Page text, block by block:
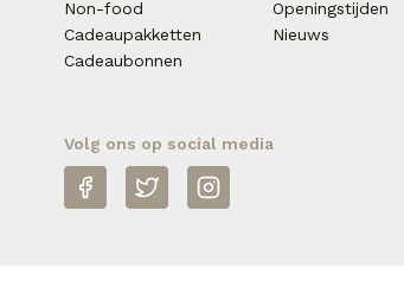
Non-food
Cadeaupakketten
Cadeaubonnen
Openingstijden
Nieuws
Volg ons op social media